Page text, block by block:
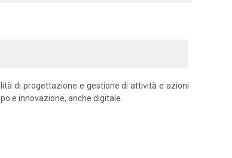
di progettazione e gestione di attività e azioni
e innovazione, anche digitale.